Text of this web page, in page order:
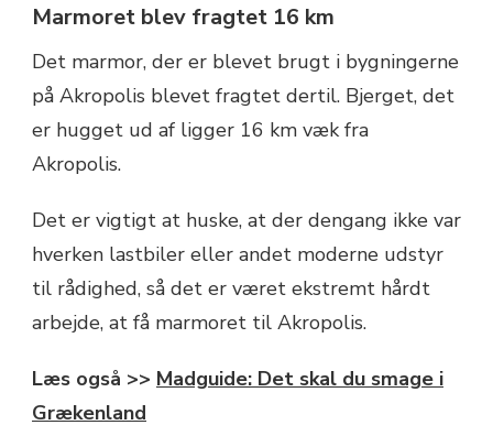
Marmoret blev fragtet 16 km
Det marmor, der er blevet brugt i bygningerne
på Akropolis blevet fragtet dertil. Bjerget, det
er hugget ud af ligger 16 km væk fra
Akropolis.
Det er vigtigt at huske, at der dengang ikke var
hverken lastbiler eller andet moderne udstyr
til rådighed, så det er været ekstremt hårdt
arbejde, at få marmoret til Akropolis.
Læs også >> Madguide: Det skal du smage i
Grækenland